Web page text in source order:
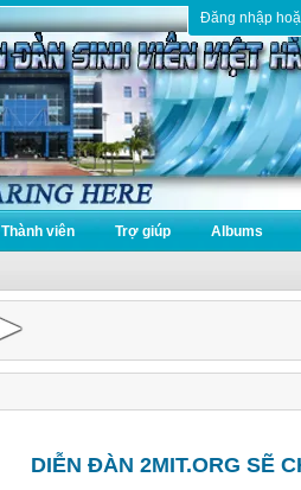
Đăng nhập
Thành viên Trợ giúp Albums
DIỄN ĐÀN 2MIT.ORG SẼ